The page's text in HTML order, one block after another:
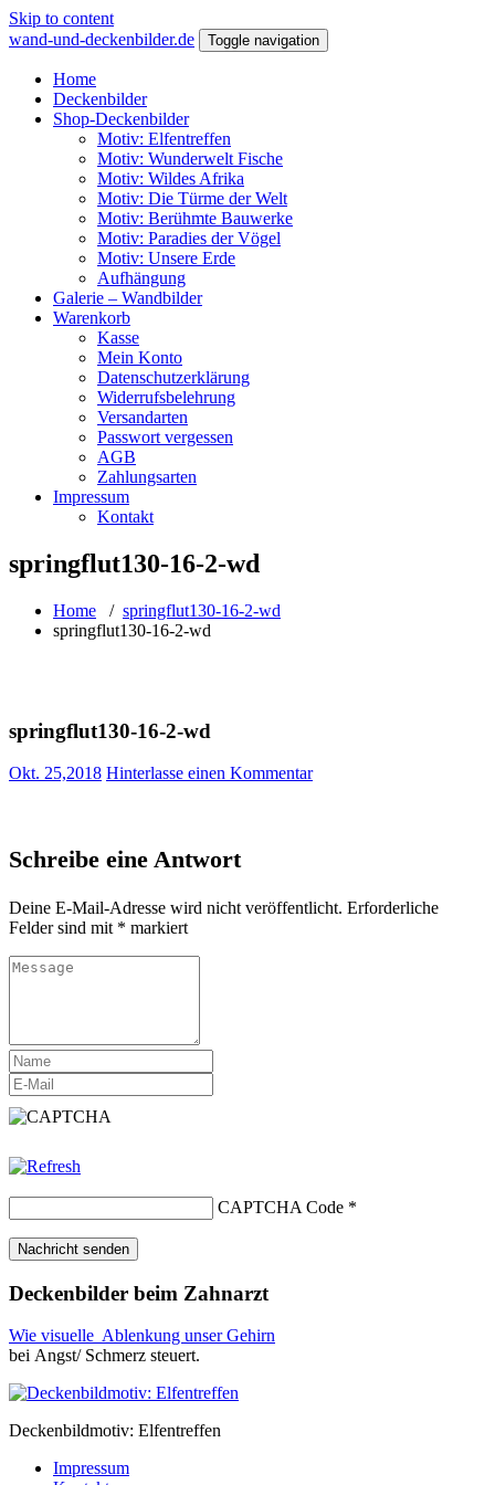
Skip to content
wand-und-deckenbilder.de
Toggle navigation
Home
Deckenbilder
Shop-Deckenbilder
Motiv: Elfentreffen
Motiv: Wunderwelt Fische
Motiv: Wildes Afrika
Motiv: Die Türme der Welt
Motiv: Berühmte Bauwerke
Motiv: Paradies der Vögel
Motiv: Unsere Erde
Aufhängung
Galerie – Wandbilder
Warenkorb
Kasse
Mein Konto
Datenschutzerklärung
Widerrufsbelehrung
Versandarten
Passwort vergessen
AGB
Zahlungsarten
Impressum
Kontakt
springflut130-16-2-wd
Home / springflut130-16-2-wd
springflut130-16-2-wd
springflut130-16-2-wd
Okt. 25,2018 Hinterlasse einen Kommentar
Schreibe eine Antwort
Deine E-Mail-Adresse wird nicht veröffentlicht. Erforderliche
Felder sind mit * markiert
CAPTCHA Code *
Deckenbilder beim Zahnarzt
Wie visuelle Ablenkung unser Gehirn
bei Angst/ Schmerz steuert.
Deckenbildmotiv: Elfentreffen
Impressum